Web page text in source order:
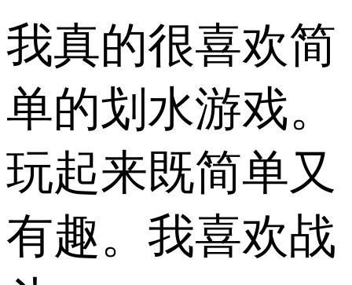
我真的很喜欢简
单的划水游戏。
玩起来既简单又
有趣。我喜欢战